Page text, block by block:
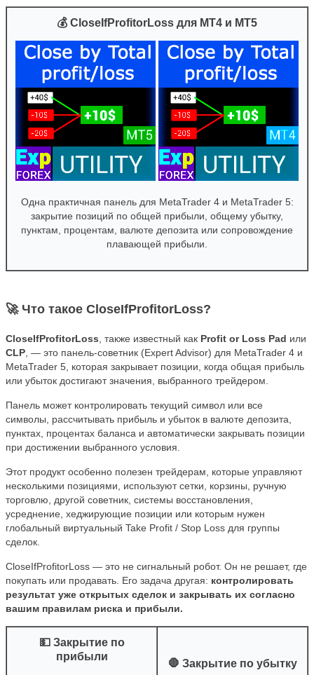
💰 CloseIfProfitorLoss для MT4 и MT5
Одна практичная панель для MetaTrader 4 и MetaTrader 5:
закрытие позиций по общей прибыли, общему убытку,
пунктам, процентам, валюте депозита или сопровождение
плавающей прибыли.
🚀 Что такое CloseIfProfitorLoss?
CloseIfProfitorLoss , также известный как Profit or Loss Pad или
CLP , — это панель-советник (Expert Advisor) для MetaTrader 4 и
MetaTrader 5, которая закрывает позиции, когда общая прибыль
или убыток достигают значения, выбранного трейдером.
Панель может контролировать текущий символ или все
символы, рассчитывать прибыль и убыток в валюте депозита,
пунктах, процентах баланса и автоматически закрывать позиции
при достижении выбранного условия.
Этот продукт особенно полезен трейдерам, которые управляют
несколькими позициями, используют сетки, корзины, ручную
торговлю, другой советник, системы восстановления,
усреднение, хеджирующие позиции или которым нужен
глобальный виртуальный Take Profit / Stop Loss для группы
сделок.
CloseIfProfitorLoss — это не сигнальный робот. Он не решает, где
покупать или продавать. Его задача другая: контролировать
результат уже открытых сделок и закрывать их согласно
вашим правилам риска и прибыли.
💵 Закрытие по
прибыли
🛑 Закрытие по убытку